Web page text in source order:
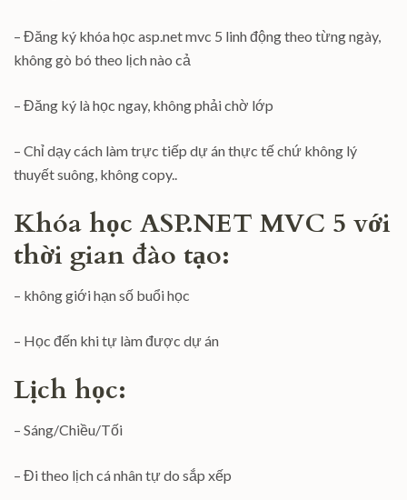
– Đăng ký khóa học asp.net mvc 5 linh động theo từng ngày,
không gò bó theo lịch nào cả
– Đăng ký là học ngay, không phải chờ lớp
– Chỉ dạy cách làm trực tiếp dự án thực tế chứ không lý
thuyết suông, không copy..
Khóa học ASP.NET MVC 5 với
thời gian đào tạo:
– không giới hạn số buổi học
– Học đến khi tự làm được dự án
Lịch học:
– Sáng/Chiều/Tối
– Đi theo lịch cá nhân tự do sắp xếp